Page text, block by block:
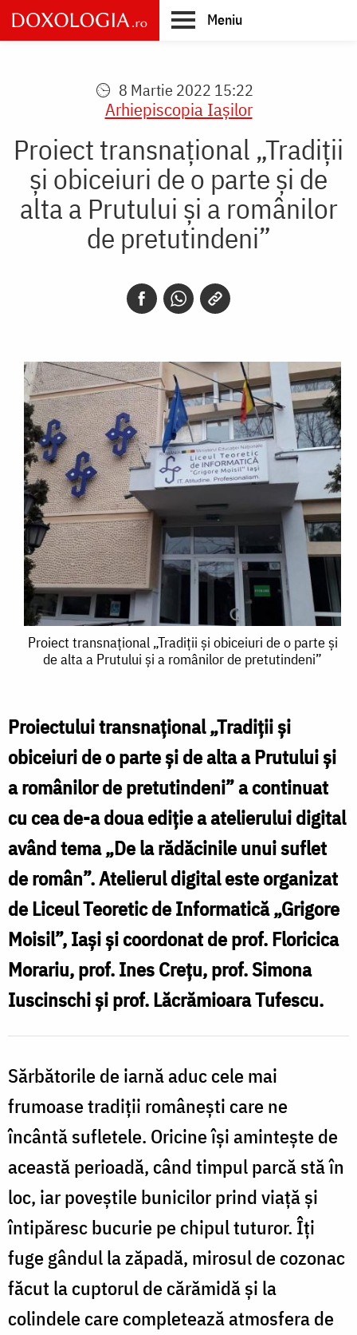
Skip
to
main
Meniu
8 Martie 2022 15:22
Arhiepiscopia Iaşilor
Proiect transnațional „Tradiții
și obiceiuri de o parte și de
alta a Prutului și a românilor
de pretutindeni”
Proiect
transnațional
și
obiceiuri
de
parte
de
alta
a
Prutului
și
a
de
pretutindeni”
Proiect transnațional „Tradiții și obiceiuri de o parte și
de alta a Prutului și a românilor de pretutindeni”
Proiectului transnațional „Tradiții și
obiceiuri de o parte și de alta a Prutului și
a românilor de pretutindeni” a continuat
cu cea de-a doua ediție a atelierului digital
având tema „De la rădăcinile unui suflet
de român”. Atelierul digital este organizat
de Liceul Teoretic de Informatică „Grigore
Moisil”, Iași și coordonat de prof. Floricica
Morariu, prof. Ines Crețu, prof. Simona
Iuscinschi și prof. Lăcrămioara Tufescu.
Sărbătorile de iarnă aduc cele mai
frumoase tradiții românești care ne
încântă sufletele. Oricine își amintește de
această perioadă, când timpul parcă stă în
loc, iar poveștile bunicilor prind viață și
întipăresc bucurie pe chipul tuturor. Îți
fuge gândul la zăpadă, mirosul de cozonac
făcut la cuptorul de cărămidă și la
colindele care completează atmosfera de